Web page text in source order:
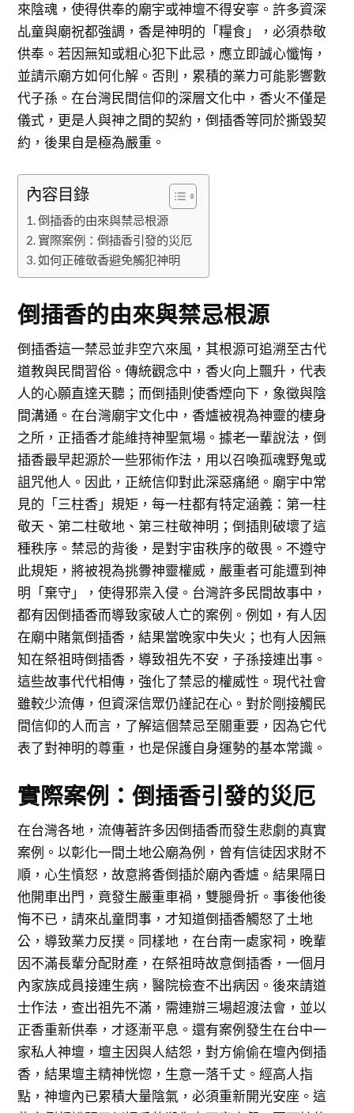
來陰魂，使得供奉的廟宇或神壇不得安寧。許多資深
乩童與廟祝都強調，香是神明的「糧食」，必須恭敬
供奉。若因無知或粗心犯下此忌，應立即誠心懺悔，
並請示廟方如何化解。否則，累積的業力可能影響數
代子孫。在台灣民間信仰的深層文化中，香火不僅是
儀式，更是人與神之間的契約，倒插香等同於撕毀契
約，後果自是極為嚴重。
內容目錄
倒插香的由來與禁忌根源
實際案例：倒插香引發的災厄
如何正確敬香避免觸犯神明
倒插香的由來與禁忌根源
倒插香這一禁忌並非空穴來風，其根源可追溯至古代
道教與民間習俗。傳統觀念中，香火向上飄升，代表
人的心願直達天聽；而倒插則使香煙向下，象徵與陰
間溝通。在台灣廟宇文化中，香爐被視為神靈的棲身
之所，正插香才能維持神聖氣場。據老一輩說法，倒
插香最早起源於一些邪術作法，用以召喚孤魂野鬼或
詛咒他人。因此，正統信仰對此深惡痛絕。廟宇中常
見的「三柱香」規矩，每一柱都有特定涵義：第一柱
敬天、第二柱敬地、第三柱敬神明；倒插則破壞了這
種秩序。禁忌的背後，是對宇宙秩序的敬畏。不遵守
此規矩，將被視為挑釁神靈權威，嚴重者可能遭到神
明「棄守」，使得邪祟入侵。台灣許多民間故事中，
都有因倒插香而導致家破人亡的案例。例如，有人因
在廟中賭氣倒插香，結果當晚家中失火；也有人因無
知在祭祖時倒插香，導致祖先不安，子孫接連出事。
這些故事代代相傳，強化了禁忌的權威性。現代社會
雖較少流傳，但資深信眾仍謹記在心。對於剛接觸民
間信仰的人而言，了解這個禁忌至關重要，因為它代
表了對神明的尊重，也是保護自身運勢的基本常識。
實際案例：倒插香引發的災厄
在台灣各地，流傳著許多因倒插香而發生悲劇的真實
案例。以彰化一間土地公廟為例，曾有信徒因求財不
順，心生憤怒，故意將香倒插於廟內香爐。結果隔日
他開車出門，竟發生嚴重車禍，雙腿骨折。事後他後
悔不已，請來乩童問事，才知道倒插香觸怒了土地
公，導致業力反撲。同樣地，在台南一處家祠，晚輩
因不滿長輩分配財產，在祭祖時故意倒插香，一個月
內家族成員接連生病，醫院檢查不出病因。後來請道
士作法，查出祖先不滿，需連辦三場超渡法會，並以
正香重新供奉，才逐漸平息。還有案例發生在台中一
家私人神壇，壇主因與人結怨，對方偷偷在壇內倒插
香，結果壇主精神恍惚，生意一落千丈。經高人指
點，神壇內已累積大量陰氣，必須重新開光安座。這